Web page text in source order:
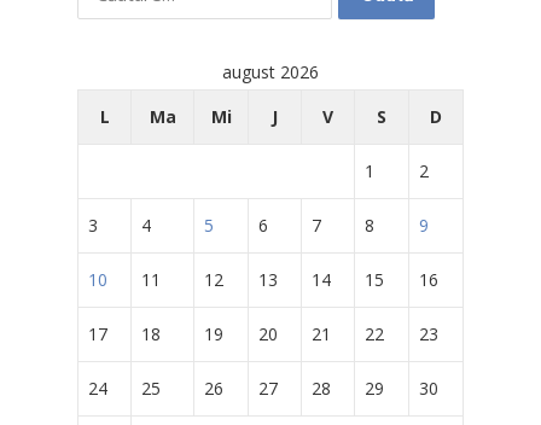
după:
august 2026
L
Ma Mi J V S D
1 2
3 4 5 6 7 8 9
10 11 12 13 14 15 16
17 18 19 20 21 22 23
24 25 26 27 28 29 30